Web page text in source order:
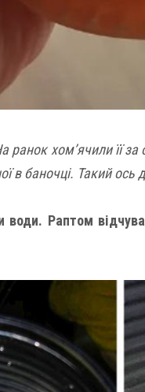
хом’ячили її
в баночці. Такий ось
води. Раптом